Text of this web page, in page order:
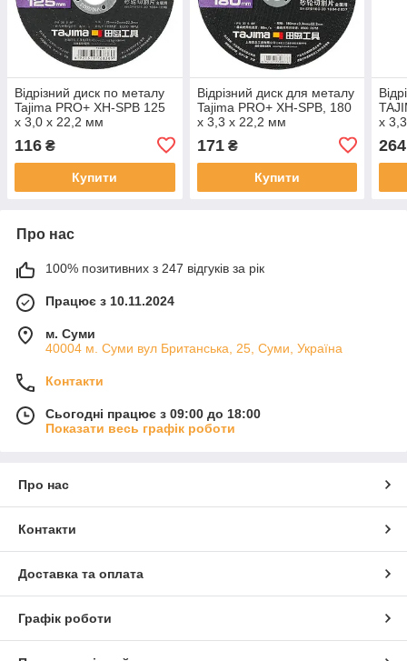
Відрізний диск по металу
Tajima PRO+ XH-SPB 125
х 3,0 х 22,2 мм
116 ₴
Купити
Відрізний диск для металу
Tajima PRO+ XH-SPB, 180
х 3,3 х 22,2 мм
171₴
Купити
х
264
Про нас
100% позитивних з 247 відгуків за рік
Працює з 10.11.2024
м. Суми
40004 м. Суми вул Британська, 25, Суми, Україна
Контакти
Сьогодні працює з 09:00 до 18:00
Показати весь графік роботи
Про нас
Контакти
Доставка та оплата
Графік роботи